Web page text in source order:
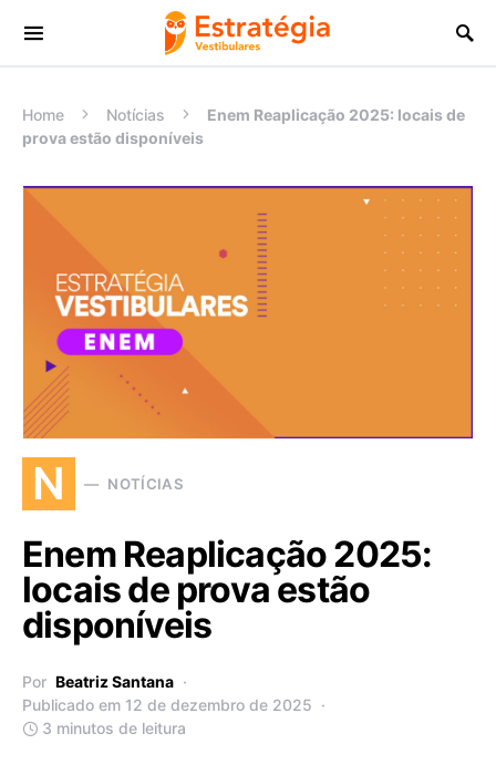
Procurar:
Home Notícias
Enem Reaplicação 2025: locais de
prova estão disponíveis
N NOTÍCIAS
Enem Reaplicação 2025:
locais de prova estão
disponíveis
Por Beatriz Santana
Publicado em 12 de dezembro de 2025
3 minutos de leitura